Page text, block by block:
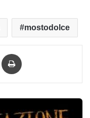
mostodolce
Condividi via mail